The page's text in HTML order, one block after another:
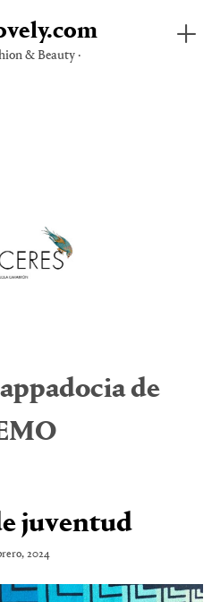
& Beauty ·
de
juventud
2024